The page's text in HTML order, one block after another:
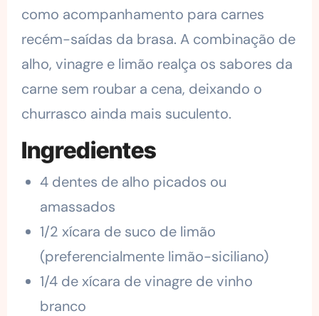
como acompanhamento para carnes
recém-saídas da brasa. A combinação de
alho, vinagre e limão realça os sabores da
carne sem roubar a cena, deixando o
churrasco ainda mais suculento.
Ingredientes
4 dentes de alho picados ou
amassados
1/2 xícara de suco de limão
(preferencialmente limão-siciliano)
1/4 de xícara de vinagre de vinho
branco